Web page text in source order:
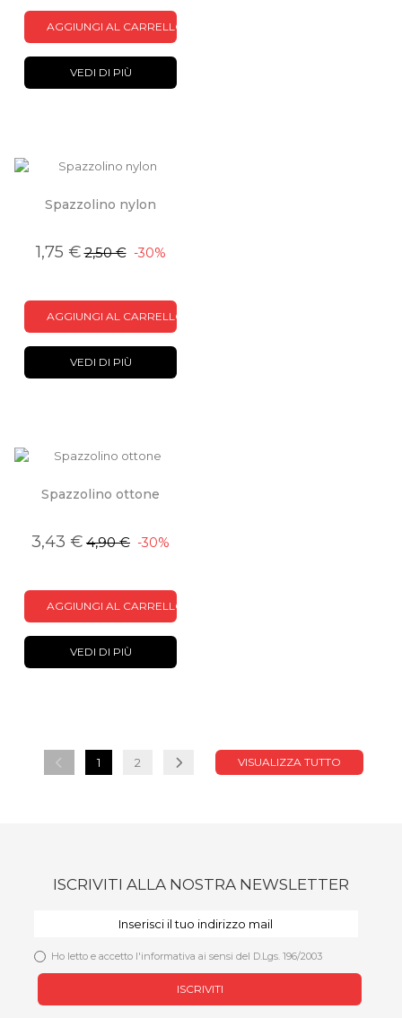
AGGIUNGI AL CARRELLO
VEDI DI PIÙ
Spazzolino nylon
1,75 €2,50 € -30%
AGGIUNGI AL CARRELLO
VEDI DI PIÙ
Spazzolino ottone
3,43 € 4,90 € -30%
AGGIUNGI AL CARRELLO
VEDI DI PIÙ
VISUALIZZA TUTTO
1 2
ISCRIVITI ALLA NOSTRA NEWSLETTER
Ho letto e accetto l'informativa ai sensi del D.Lgs. 196/2003
ISCRIVITI